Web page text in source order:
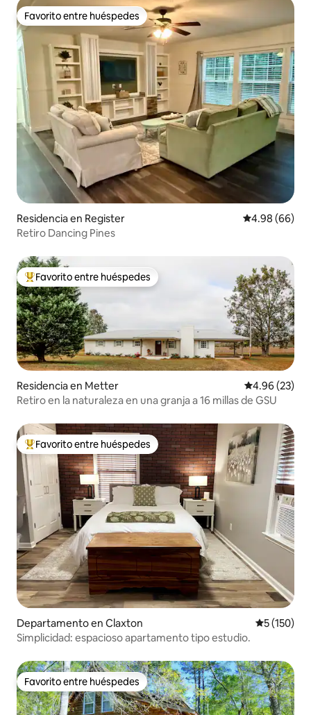
Favorito entre huéspedes
Favorito entre huéspedes
Residencia en Register Calificación
4.98 (66)
Retiro Dancing Pines
De los mejores en Favorito entre huéspedes
Favorito entre huéspedes
Residencia en Metter Calificación
4.96 (23)
Retiro en la naturaleza en una granja a 16 millas de GSU
De los mejores en Favorito entre huéspedes
Favorito entre huéspedes
Departamento en Claxton
5 (150)
Simplicidad: espacioso apartamento tipo estudio.
Favorito entre huéspedes
Favorito entre huéspedes